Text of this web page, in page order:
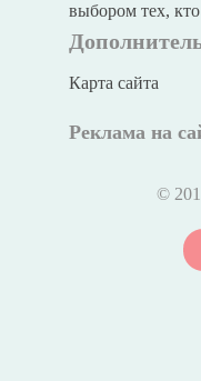
выбором тех,
Карта сайта
Реклама на
©